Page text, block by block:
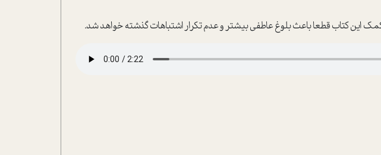
این کتاب قطعا باعث بلوغ عاطفی بیشتر و عدم تکرار اشتباهات گذشته خواهد شد.